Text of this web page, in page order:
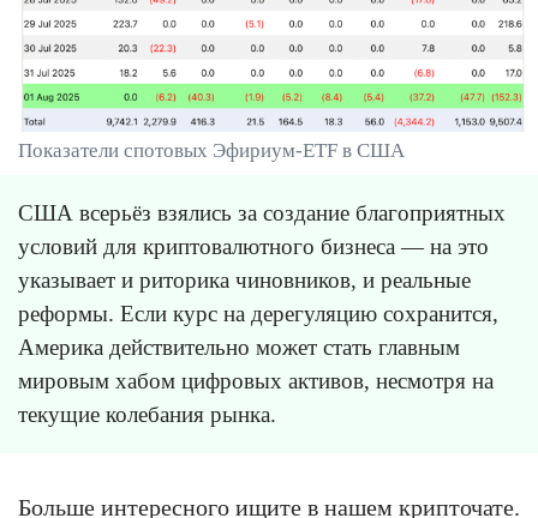
Показатели спотовых Эфириум-ETF в США
США всерьёз взялись за создание благоприятных
условий для криптовалютного бизнеса — на это
указывает и риторика чиновников, и реальные
реформы. Если курс на дерегуляцию сохранится,
Америка действительно может стать главным
мировым хабом цифровых активов, несмотря на
текущие колебания рынка.
Больше интересного ищите в нашем крипточате.